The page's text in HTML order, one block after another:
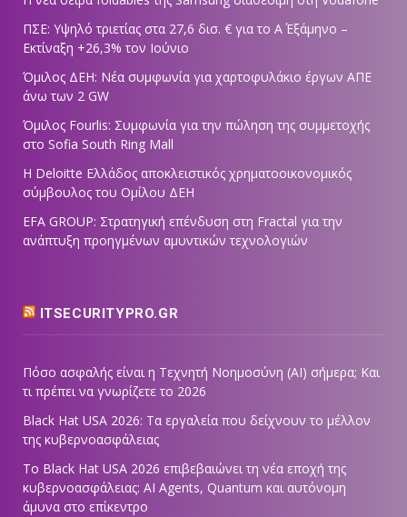
ΠΣΕ: Υψηλό τριετίας στα 27,6 δισ. € για το Α΄ Εξάμηνο –
Εκτίναξη +26,3% τον Ιούνιο
Όμιλος ΔΕΗ: Νέα συμφωνία για χαρτοφυλάκιο έργων ΑΠΕ
άνω των 2 GW
Όμιλος Fourlis: Συμφωνία για την πώληση της συμμετοχής
στο Sofia South Ring Mall
Η Deloitte Ελλάδος αποκλειστικός χρηματοοικονομικός
σύμβουλος του Ομίλου ΔΕΗ
EFA GROUP: Στρατηγική επένδυση στη Fractal για την
ανάπτυξη προηγμένων αμυντικών τεχνολογιών
ITSECURITYPRO.GR
Πόσο ασφαλής είναι η Τεχνητή Νοημοσύνη (AI) σήμερα; Και
τι πρέπει να γνωρίζετε το 2026
Black Hat USA 2026: Τα εργαλεία που δείχνουν το μέλλον
της κυβερνοασφάλειας
Το Black Hat USA 2026 επιβεβαιώνει τη νέα εποχή της
κυβερνοασφάλειας: AI Agents, Quantum και αυτόνομη
άμυνα στο επίκεντρο